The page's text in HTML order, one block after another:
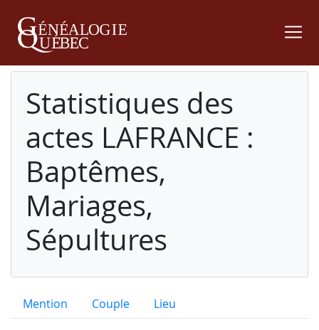
Statistiques des
actes LAFRANCE :
Baptêmes,
Mariages,
Sépultures
Mention Couple Lieu